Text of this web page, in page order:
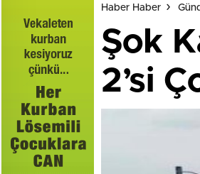
Haber Haber
Şok
2’si